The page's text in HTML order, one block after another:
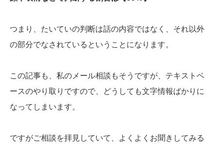
つまり、たいていの判断は話の内容ではなく、それ以外
の部分でなされているということになります。
この記事も、私のメール相談もそうですが、テキストベ
ースのやり取りですので、どうしても文字情報ばかりに
なってしまいます。
ですがご相談を拝見していて、よくよくお聞きしてみる